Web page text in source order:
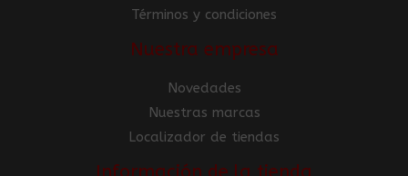
Términos y condiciones
Nuestra empresa
Novedades
Nuestras marcas
Localizador de tiendas